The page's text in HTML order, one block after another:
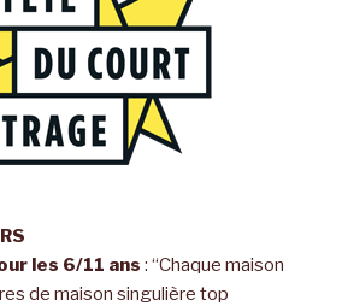
les 6/11 ans : “Chaque maison
de maison singulière top